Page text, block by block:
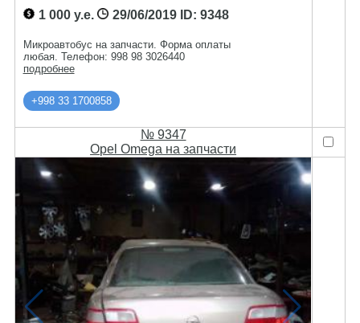
1 000 у.е. 29/06/2019ID: 9348
Микроавтобус на запчасти. Форма оплаты
любая. Телефон: 998 98 3026440
подробнее
+998 33 1700858
№ 9347
Opel Omega на запчасти